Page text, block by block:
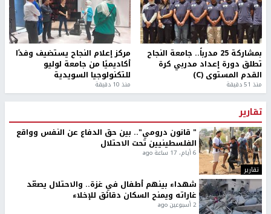
بمشاركة 25 مدرباً.. جامعة النجاح
تطلق دورة إعداد مدربي كرة
القدم المستوى (C)
منذ 51 دقيقة
مركز إعلام النجاح يستضيف وفدًا
أكاديميًا من جامعة لوليو
للتكنولوجيا السويدية
منذ 10 دقيقة
تقارير
تقارير
" قانون درومي".. بين حق الدفاع عن النفس وواقع
الفلسطينيين تحت الاحتلال
6 أيام، 17 ساعة ago
شهداء بينهم أطفال في غزة.. والاحتلال يصعّد
غاراته ويمنح السكان دقائق للإخلاء
2 أسبوعين ago